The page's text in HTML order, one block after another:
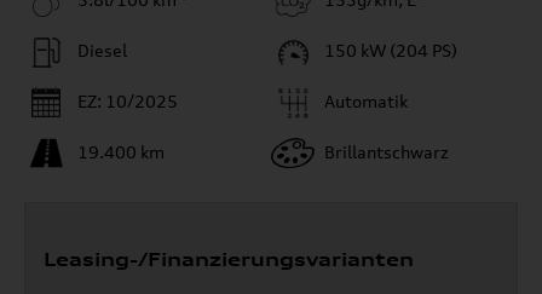
Diesel
EZ: 10/2025
19.400 km
150 kW (204 PS)
Automatik
Brillantschwarz
Leasing-/Finanzierungsvarianten